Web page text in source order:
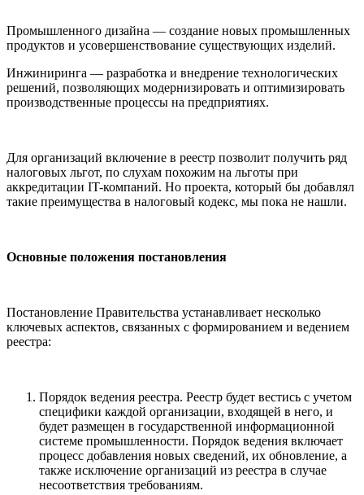
Промышленного дизайна — создание новых промышленных
продуктов и усовершенствование существующих изделий.
Инжиниринга — разработка и внедрение технологических
решений, позволяющих модернизировать и оптимизировать
производственные процессы на предприятиях.
Для организаций включение в реестр позволит получить ряд
налоговых льгот, по слухам похожим на льготы при
аккредитации IT-компаний. Но проекта, который бы добавлял
такие преимущества в налоговый кодекс, мы пока не нашли.
Основные положения постановления
Постановление Правительства устанавливает несколько
ключевых аспектов, связанных с формированием и ведением
реестра:
Порядок ведения реестра. Реестр будет вестись с учетом
специфики каждой организации, входящей в него, и
будет размещен в государственной информационной
системе промышленности. Порядок ведения включает
процесс добавления новых сведений, их обновление, а
также исключение организаций из реестра в случае
несоответствия требованиям.